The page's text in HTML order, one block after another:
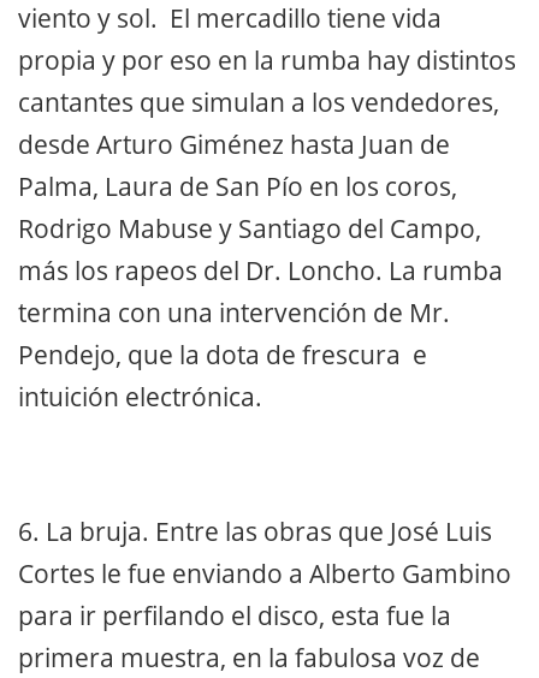
viento y sol. El mercadillo tiene vida
propia y por eso en la rumba hay distintos
cantantes que simulan a los vendedores,
desde Arturo Giménez hasta Juan de
Palma, Laura de San Pío en los coros,
Rodrigo Mabuse y Santiago del Campo,
más los rapeos del Dr. Loncho. La rumba
termina con una intervención de Mr.
Pendejo, que la dota de frescura e
intuición electrónica.
6. La bruja. Entre las obras que José Luis
Cortes le fue enviando a Alberto Gambino
para ir perfilando el disco, esta fue la
primera muestra, en la fabulosa voz de